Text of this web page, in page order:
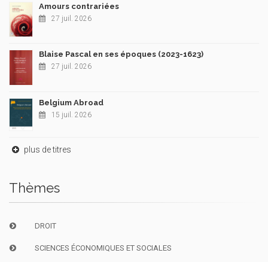
Amours contrariées
27 juil. 2026
Blaise Pascal en ses époques (2023-1623)
27 juil. 2026
Belgium Abroad
15 juil. 2026
plus de titres
Thèmes
DROIT
SCIENCES ÉCONOMIQUES ET SOCIALES